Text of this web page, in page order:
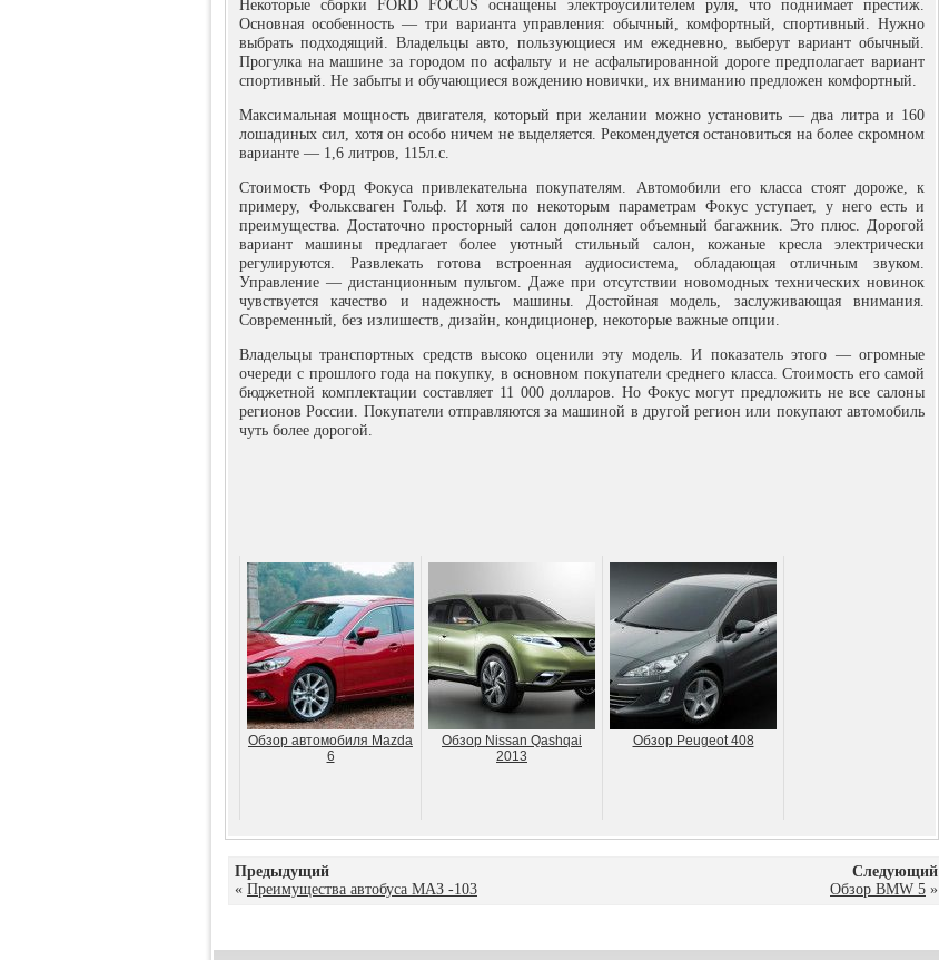
Некоторые сборки FORD FOCUS оснащены электроусилителем руля, что поднимает престиж.
Основная особенность — три варианта управления: обычный, комфортный, спортивный. Нужно
выбрать подходящий. Владельцы авто, пользующиеся им ежедневно, выберут вариант обычный.
Прогулка на машине за городом по асфальту и не асфальтированной дороге предполагает вариант
спортивный. Не забыты и обучающиеся вождению новички, их вниманию предложен комфортный.
Максимальная мощность двигателя, который при желании можно установить — два литра и 160
лошадиных сил, хотя он особо ничем не выделяется. Рекомендуется остановиться на более скромном
варианте — 1,6 литров, 115л.с.
Стоимость Форд Фокуса привлекательна покупателям. Автомобили его класса стоят дороже, к
примеру, Фольксваген Гольф. И хотя по некоторым параметрам Фокус уступает, у него есть и
преимущества. Достаточно просторный салон дополняет объемный багажник. Это плюс. Дорогой
вариант машины предлагает более уютный стильный салон, кожаные кресла электрически
регулируются. Развлекать готова встроенная аудиосистема, обладающая отличным звуком.
Управление — дистанционным пультом. Даже при отсутствии новомодных технических новинок
чувствуется качество и надежность машины. Достойная модель, заслуживающая внимания.
Современный, без излишеств, дизайн, кондиционер, некоторые важные опции.
Владельцы транспортных средств высоко оценили эту модель. И показатель этого — огромные
очереди с прошлого года на покупку, в основном покупатели среднего класса. Стоимость его самой
бюджетной комплектации составляет 11 000 долларов. Но Фокус могут предложить не все салоны
регионов России. Покупатели отправляются за машиной в другой регион или покупают автомобиль
чуть более дорогой.
Обзор автомобиля Mazda
6
Обзор Nissan Qashqai
2013
Обзор Peugeot 408
Предыдущий
« Преимущества автобуса МАЗ -103
Следующий
Обзор BMW 5 »